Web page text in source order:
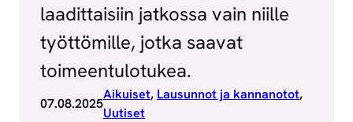
laadittaisiin jatkossa vain niille
työttömille, jotka saavat
toimeentulotukea.
07.08.2025
Aikuiset, Lausunnot ja kannanotot,
Uutiset